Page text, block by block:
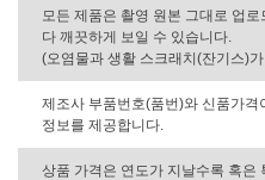
모든 제품은 촬영 원본 그대로 업
다 깨끗하게 보일 수 있습니다.
(오염물과 생활 스크래치(잔기스)
제조사 부품번호(품번)와 신품가
정보를 제공합니다.
상품 가격은 연도가 지날수록 혹은